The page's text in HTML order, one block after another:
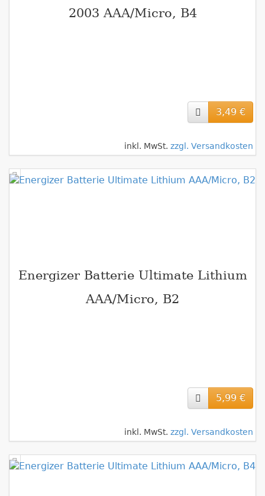
2003 AAA/Micro, B4
3,49 €
inkl. MwSt. zzgl. Versandkosten
Energizer Batterie Ultimate Lithium
AAA/Micro, B2
5,99 €
inkl. MwSt. zzgl. Versandkosten